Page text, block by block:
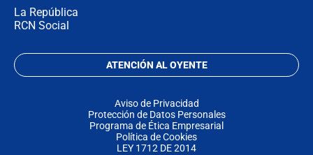
La República
RCN Social
ATENCIÓN AL OYENTE
Aviso de Privacidad
Protección de Datos Personales
Programa de Ética Empresarial
Política de Cookies
LEY 1712 DE 2014